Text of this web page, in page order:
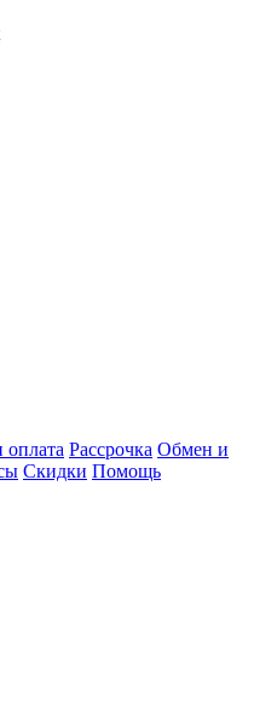
оплата Рассрочка Обмен и
Скидки Помощь